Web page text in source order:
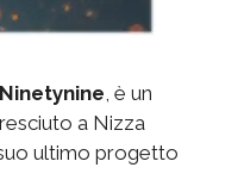
Ninetynine, è un
a Nizza
ultimo progetto